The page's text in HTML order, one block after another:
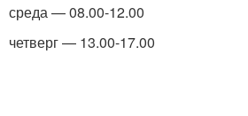
среда — 08.00-12.00
четверг — 13.00-17.00